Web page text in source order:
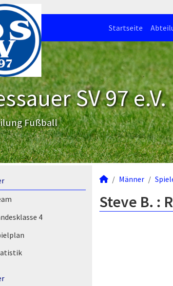
Startseite
SV 97 e.V.
Fußball
4
Männer
Steve B. :